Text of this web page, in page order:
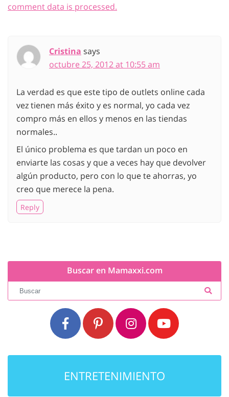
comment data is processed.
Cristina says
octubre 25, 2012 at 10:55 am
La verdad es que este tipo de outlets online cada
vez tienen más éxito y es normal, yo cada vez
compro más en ellos y menos en las tiendas
normales..
El único problema es que tardan un poco en
enviarte las cosas y que a veces hay que devolver
algún producto, pero con lo que te ahorras, yo
creo que merece la pena.
Reply
Buscar en Mamaxxi.com
ENTRETENIMIENTO